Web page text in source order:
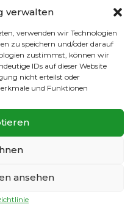
verwalten
verwenden wir Technologien
zu speichern und/oder darauf
zustimmst, können wir
IDs auf dieser Website
nicht erteilst oder
und Funktionen
ansehen
Adlershofer BC I
I : SF Charl. -